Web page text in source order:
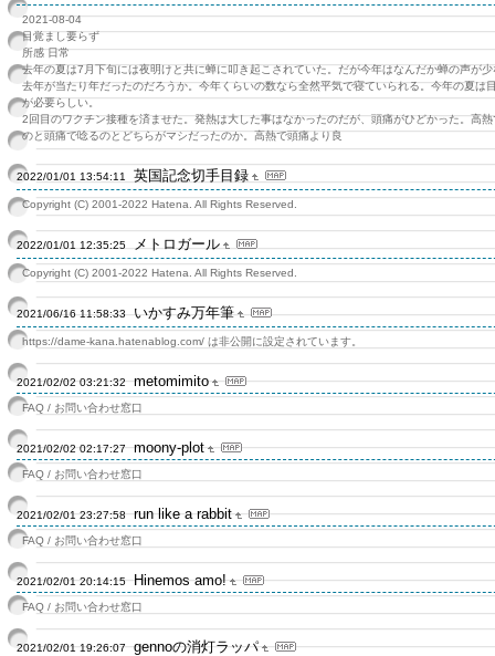
2021-08-04
目覚まし要らず
所感 日常
去年の夏は7月下旬には夜明けと共に蝉に叩き起こされていた。だが今年はなんだか蝉の声が少
去年が当たり年だったのだろうか。今年くらいの数なら全然平気で寝ていられる。今年の夏は
が必要らしい。
2回目のワクチン接種を済ませた。発熱は大した事はなかったのだが、頭痛がひどかった。高熱
のと頭痛で唸るのとどちらがマシだったのか。高熱で頭痛より良
2022/01/01 13:54:11 英国記念切手目録
Copyright (C) 2001-2022 Hatena. All Rights Reserved.
2022/01/01 12:35:25 メトロガール
Copyright (C) 2001-2022 Hatena. All Rights Reserved.
2021/06/16 11:58:33 いかすみ万年筆
https://dame-kana.hatenablog.com/ は非公開に設定されています。
2021/02/02 03:21:32 metomimito
FAQ / お問い合わせ窓口
2021/02/02 02:17:27 moony-plot
FAQ / お問い合わせ窓口
2021/02/01 23:27:58 run like a rabbit
FAQ / お問い合わせ窓口
2021/02/01 20:14:15 Hinemos amo!
FAQ / お問い合わせ窓口
2021/02/01 19:26:07 gennoの消灯ラッパ